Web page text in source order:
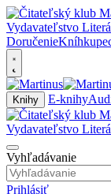
Doručenie
Knihy E-knihy
Vyhľadávanie
Prihlásiť